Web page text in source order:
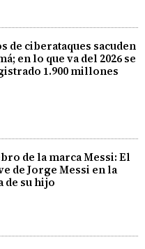
de ciberataques sacuden
en lo que va del 2026 se
1.900 millones
de la marca Messi: El
de Jorge Messi en la
de su hijo